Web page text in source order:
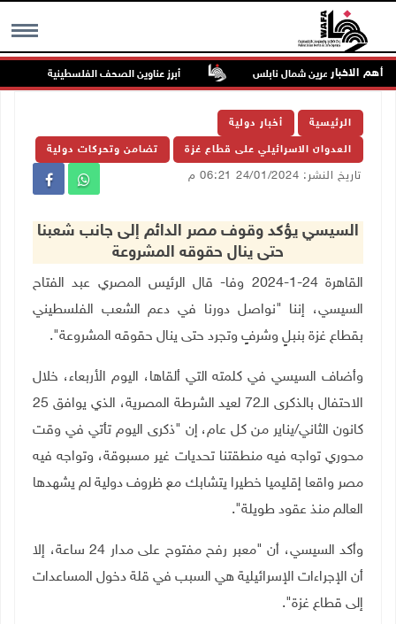
MENU أهم الاخبار
من بيت أمرين شمال نابلس أبرز عناوين الصحف الفلسطينية
الرئيسية أخبار دولية
العدوان الاسرائيلي على قطاع غزة تضامن وتحركات دولية
تاريخ النشر: 24/01/2024 06:21 م
السيسي يؤكد وقوف مصر الدائم إلى جانب شعبنا
حتى ينال حقوقه المشروعة
القاهرة 24-1-2024 وفا- قال الرئيس المصري عبد الفتاح
السيسي، إننا "نواصل دورنا في دعم الشعب الفلسطيني
بقطاع غزة بنبلٍ وشرفٍ وتجرد حتى ينال حقوقه المشروعة".
وأضاف السيسي في كلمته التي ألقاها، اليوم الأربعاء، خلال
الاحتفال بالذكرى الـ72 لعيد الشرطة المصرية، الذي يوافق 25
كانون الثاني/يناير من كل عام، إن "ذكرى اليوم تأتي في وقت
محوري تواجه فيه منطقتنا تحديات غير مسبوقة، وتواجه فيه
مصر واقعا إقليميا خطيرا يتشابك مع ظروف دولية لم يشهدها
العالم منذ عقود طويلة".
وأكد السيسي، أن "معبر رفح مفتوح على مدار 24 ساعة، إلا
أن الإجراءات الإسرائيلية هي السبب في قلة دخول المساعدات
إلى قطاع غزة".